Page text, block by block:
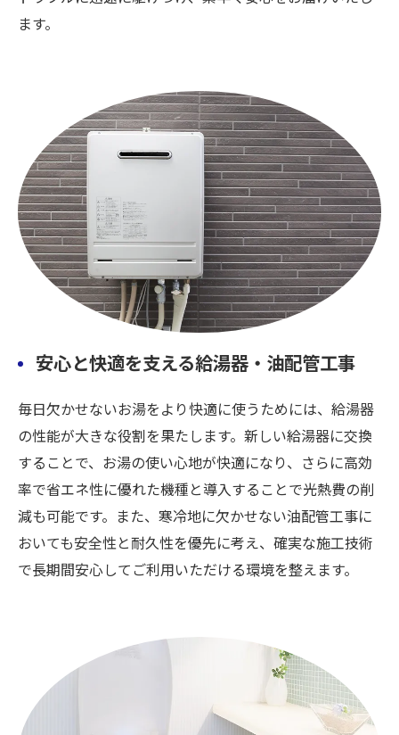
ます。
安心と快適を支える給湯器・油配管工事
毎日欠かせないお湯をより快適に使うためには、給湯器
の性能が大きな役割を果たします。新しい給湯器に交換
することで、お湯の使い心地が快適になり、さらに高効
率で省エネ性に優れた機種と導入することで光熱費の削
減も可能です。また、寒冷地に欠かせない油配管工事に
おいても安全性と耐久性を優先に考え、確実な施工技術
で長期間安心してご利用いただける環境を整えます。